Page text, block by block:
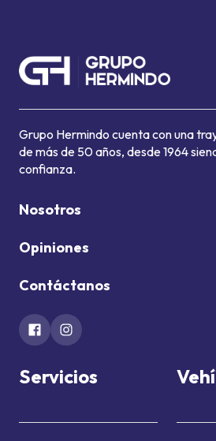
Grupo Hermindo cuenta con una
de más de 50 años, desde 1964
confianza.
Nosotros
Opiniones
Contáctanos
Servicios